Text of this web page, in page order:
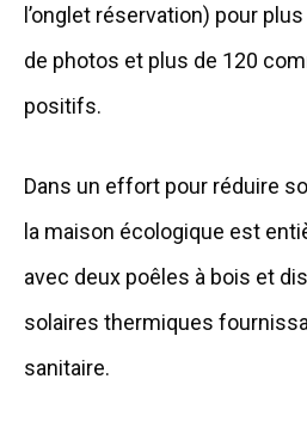
l’onglet réservation) pour
de photos et plus de 120
positifs.
Dans un effort pour réduire
la maison écologique est
avec deux poêles à bois et
solaires thermiques
sanitaire.